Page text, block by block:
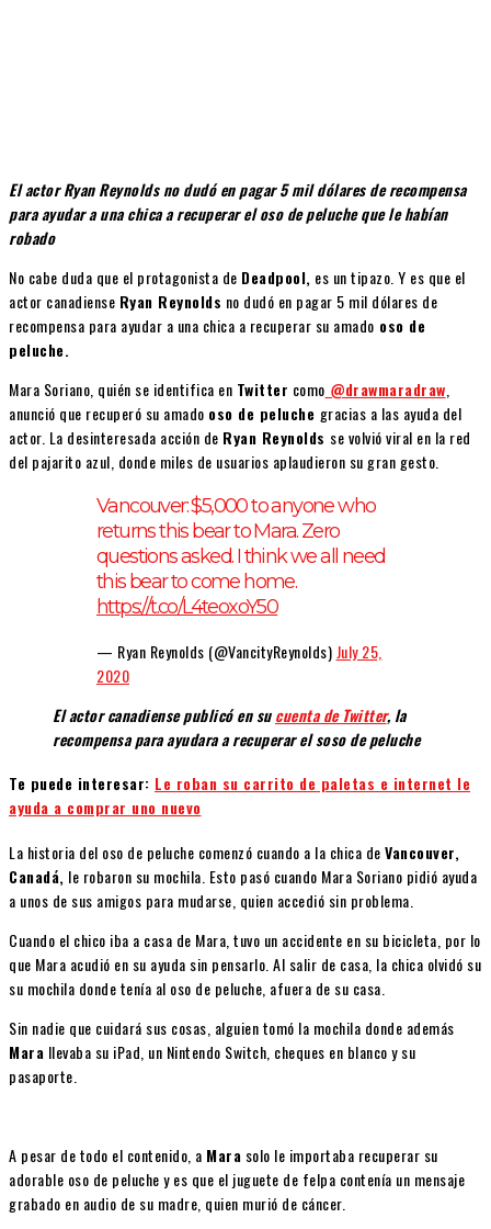
El actor Ryan Reynolds no dudó en pagar 5 mil dólares de recompensa
para ayudar a una chica a recuperar el oso de peluche que le habían
robado
No cabe duda que el protagonista de Deadpool, es un tipazo. Y es que el
actor canadiense Ryan Reynolds no dudó en pagar 5 mil dólares de
recompensa para ayudar a una chica a recuperar su amado oso de
peluche.
Mara Soriano, quién se identifica en Twitter como @drawmaradraw
anunció que recuperó su amado oso de peluche gracias a las ayuda del
actor. La desinteresada acción de Ryan Reynolds se volvió viral en la red
del pajarito azul, donde miles de usuarios aplaudieron su gran gesto.
Vancouver: $5,000 to anyone who
returns this bear to Mara. Zero
questions asked. I think we all need
this bear to come home.
https://t.co/L4teoxoY50
— Ryan Reynolds (@VancityReynolds) July 25,
2020
El actor canadiense publicó en sucuenta de Twitter, la
recompensa para ayudara a recuperar el soso de peluche
Te puede interesar: Le roban su carrito de paletas e internet le
ayuda a comprar uno nuevo
La historia del oso de peluche comenzó cuando a la chica deVancouver,
Canadá, le robaron su mochila. Esto pasó cuando Mara Soriano pidió ayuda
a unos de sus amigos para mudarse, quien accedió sin problema.
Cuando el chico iba a casa de Mara, tuvo un accidente en su bicicleta, por lo
que Mara acudió en su ayuda sin pensarlo. Al salir de casa, la chica olvidó su
su mochila donde tenía al oso de peluche, afuera de su casa.
Sin nadie que cuidará sus cosas, alguien tomó la mochila donde además
Mara llevaba su iPad, un Nintendo Switch, cheques en blanco y su
pasaporte.
A pesar de todo el contenido, a Mara solo le importaba recuperar su
adorable oso de peluche y es que el juguete de felpa contenía un mensaje
grabado en audio de su madre, quien murió de cáncer.